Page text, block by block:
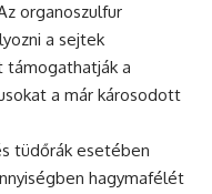
organoszulfur
a sejtek
támogathatják a
a már károsodott
tüdőrák esetében
hagymafélét